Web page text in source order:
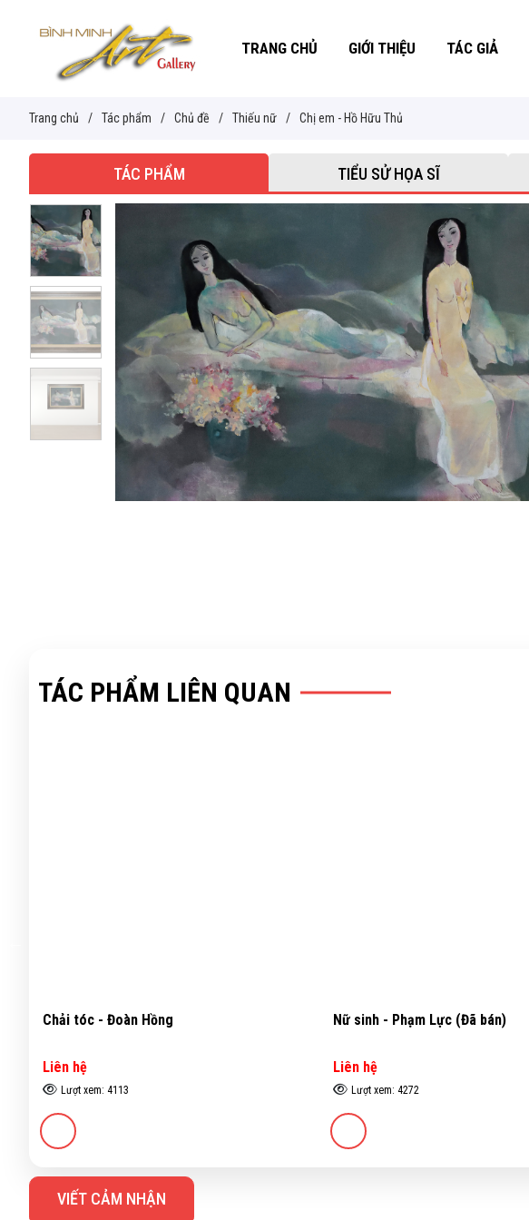
TRANG CHỦ GIỚI THIỆU TÁC GIẢ
Trang chủ / Tác phẩm / Chủ đề / Thiếu nữ / Chị em - Hồ Hữu Thủ
TÁC PHẨM TIỂU SỬ HỌA SĨ
TÁC PHẨM LIÊN QUAN
Chải tóc - Đoàn Hồng
Liên hệ
Lượt xem: 4113
Nữ sinh - Phạm Lực (Đã bán)
Liên hệ
Lượt xem: 4272
VIẾT CẢM NHẬN